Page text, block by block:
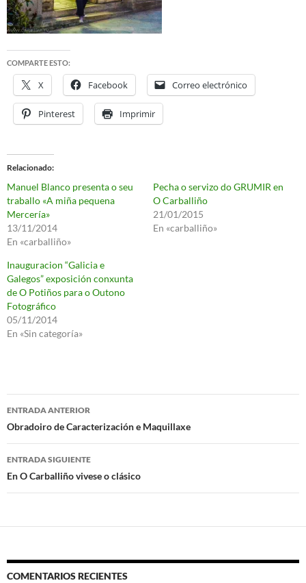
COMPARTE ESTO:
X Facebook Correo electrónico
Pinterest Imprimir
Relacionado
Manuel Blanco presenta o seu
traballo «A miña pequena
Mercería»
13/11/2014
En «carballiño»
Pecha o servizo do GRUMIR en
O Carballiño
21/01/2015
En «carballiño»
Inauguracion “Galicia e
Galegos” exposición conxunta
de O Potiños para o Outono
Fotográfico
05/11/2014
En «Sin categoría»
Navegación
de
entradas
ENTRADA ANTERIOR
Obradoiro de Caracterización e Maquillaxe
ENTRADA SIGUIENTE
En O Carballiño vivese o clásico
COMENTARIOS RECIENTES